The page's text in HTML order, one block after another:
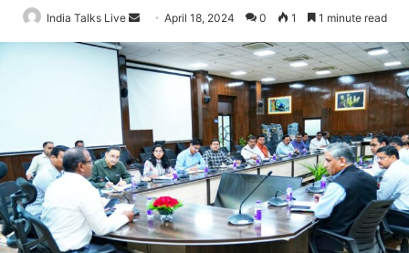
India Talks Live
Send
an
email
April 18, 2024 0 1 1 minute read